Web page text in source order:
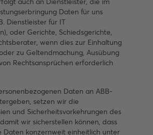
Daten für uns
Dienstleister für IT
oder Gerichte, Schiedsgerichte,
wenn dies zur Einhaltung
zu Geltendmachung, Ausübung
Rechtsansprüchen erforderlich
Daten an ABB-
setzen wir die
und Sicherheitsvorkehrungen des
wir sicherstellen können, dass
Daten konzernweit einheitlich unter